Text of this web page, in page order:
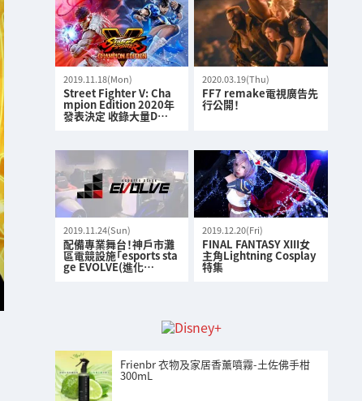
2019.11.18(Mon)
Street Fighter V: Cha
mpion Edition 2020年
發表決定 收錄大量D…
2020.03.19(Thu)
FF7 remake電視廣告先
行公開！
2019.11.24(Sun)
配備專業舞台！神戶市灘
區電競設施「esports sta
ge EVOLVE(進化…
2019.12.20(Fri)
FINAL FANTASY XIII女
主角Lightning Cosplay
特集
Frienbr 衣物及家居香薰噴霧-土佐佛手柑
300mL